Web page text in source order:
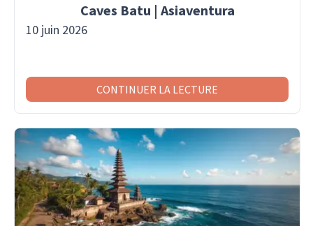
Caves Batu | Asiaventura
10 juin 2026
CONTINUER LA LECTURE